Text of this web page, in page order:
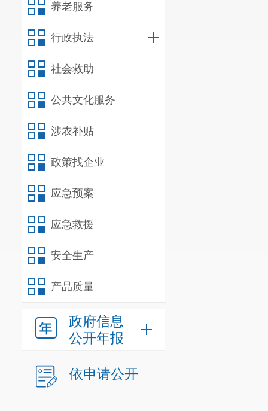
养老服务
行政执法
社会救助
公共文化服务
涉农补贴
政策找企业
应急预案
应急救援
安全生产
产品质量
政府信息
公开年报
依申请公开